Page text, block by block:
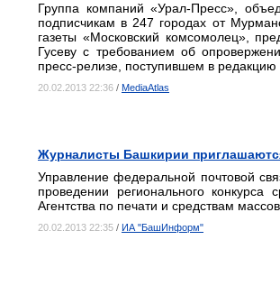
Группа компаний «Урал-Пресс»,
подписчикам в 247 городах от
газеты «Московский комсомолец»,
Гусеву с требованием об
пресс-релизе, поступившем в редакцию
20.02.2013 22:36 / MediaAtlas
Журналисты Башкирии
Управление федеральной почтовой
проведении регионального
Агентства по печати и средствам
20.02.2013 22:35 / ИА "БашИнформ"